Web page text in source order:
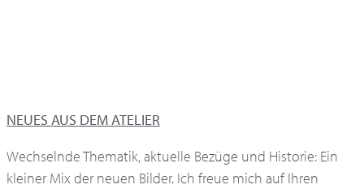
NEUES AUS DEM ATELIER
Wechselnde Thematik, aktuelle Bezüge und Historie: Ein
kleiner Mix der neuen Bilder. Ich freue mich auf Ihren